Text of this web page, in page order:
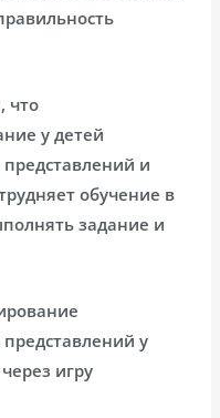
что
у детей
и
обучение в
задание и
у
игру